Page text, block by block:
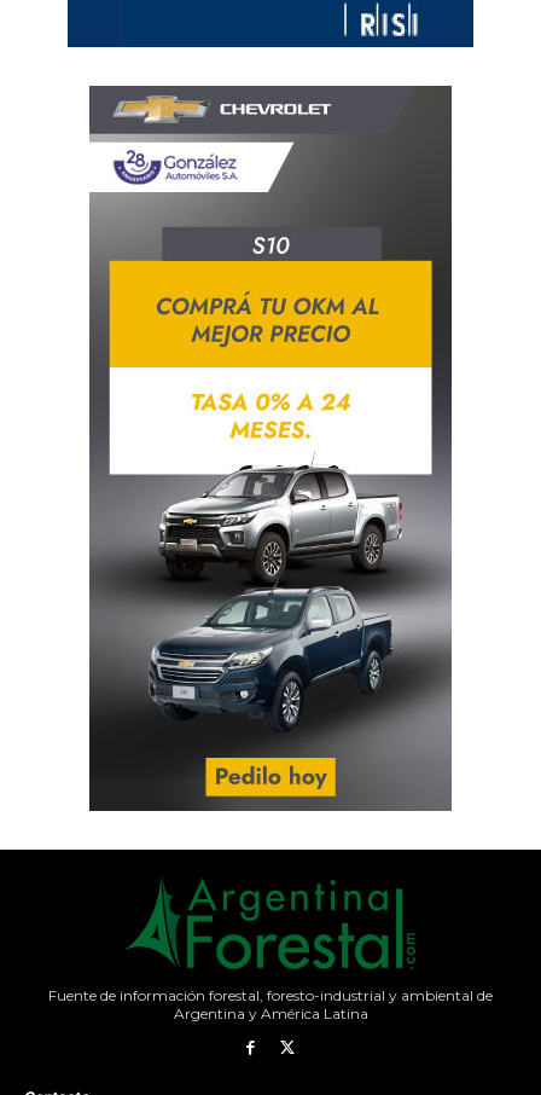
Fuente de información forestal, foresto-industrial y ambiental de
Argentina y América Latina